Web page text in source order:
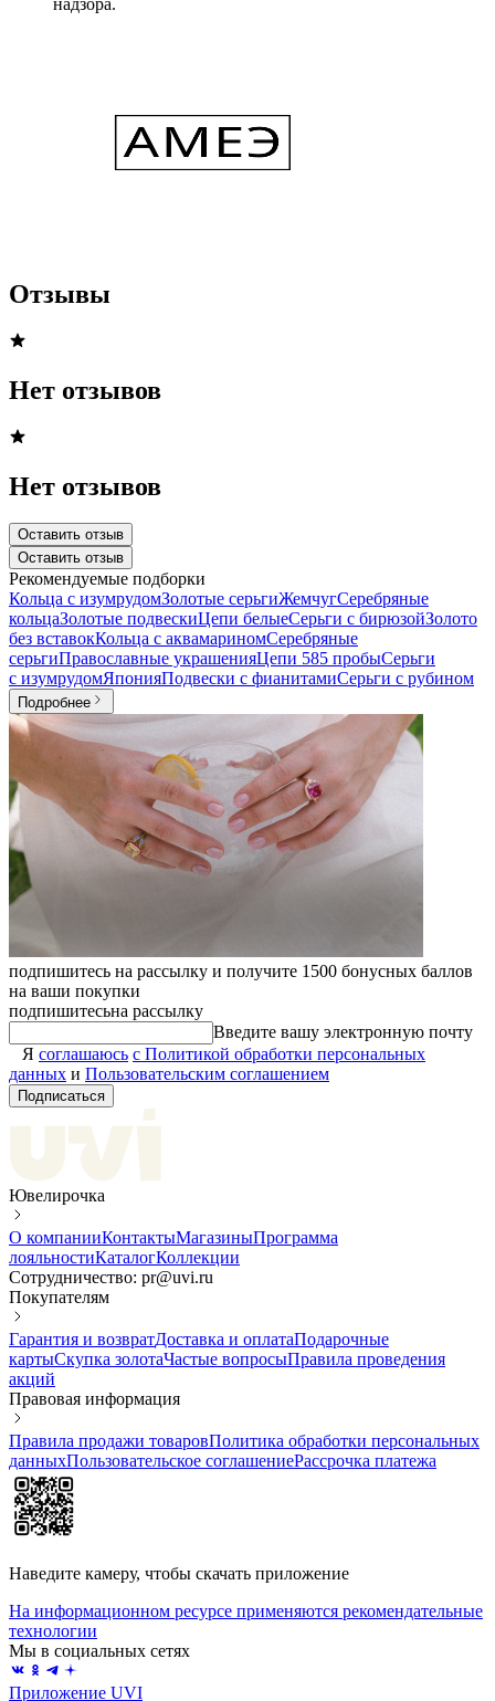
надзора.
Отзывы
Нет отзывов
Нет отзывов
Оставить отзыв
Оставить отзыв
Рекомендуемые подборки
Кольца с изумрудомЗолотые серьгиЖемчугСеребряные
кольцаЗолотые подвескиЦепи белыеСерьги с бирюзойЗолото
без вставокКольца с аквамариномСеребряные
серьгиПравославные украшенияЦепи 585 пробыСерьги
с изумрудомЯпонияПодвески с фианитамиСерьги с рубином
Подробнее
подпишитесь на рассылку и получите 1500 бонусных баллов
на ваши покупки
подпишитесьна рассылку
Введите вашу электронную почту
Я соглашаюсь с Политикой обработки персональных
данных и Пользовательским соглашением
Подписаться
Ювелирочка
О компанииКонтактыМагазиныПрограмма
лояльностиКаталогКоллекции
Сотрудничество: pr@uvi.ru
Покупателям
Гарантия и возвратДоставка и оплатаПодарочные
картыСкупка золотаЧастые вопросыПравила проведения
акций
Правовая информация
Правила продажи товаровПолитика обработки персональных
данныхПользовательское соглашениеРассрочка платежа
Наведите камеру, чтобы скачать приложение
На информационном ресурсе применяются рекомендательные
технологии
Мы в социальных сетях
Приложение UVI